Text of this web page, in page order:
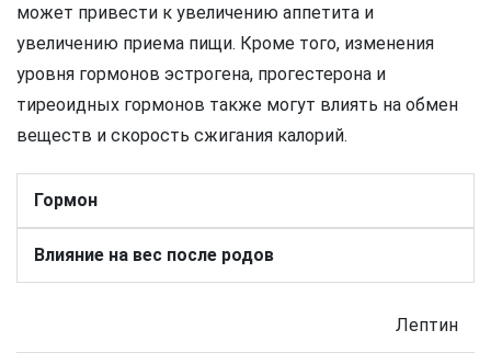
может привести к увеличению аппетита и
увеличению приема пищи. Кроме того, изменения
уровня гормонов эстрогена, прогестерона и
тиреоидных гормонов также могут влиять на обмен
веществ и скорость сжигания калорий.
Гормон
Влияние на вес после родов
Лептин